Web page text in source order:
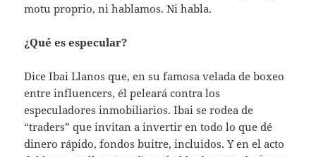
motu proprio, ni hablamos. Ni habla.
¿Qué es especular?
Dice Ibai Llanos que, en su famosa velada de boxeo
entre influencers, él peleará contra los
especuladores inmobiliarios. Ibai se rodea de
“traders” que invitan a invertir en todo lo que dé
dinero rápido, fondos buitre, incluidos. Y en el acto